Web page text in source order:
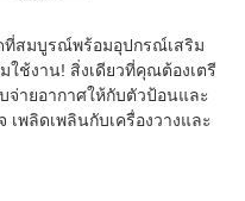
ที่สมบูรณ์พร้อมอุปกรณ์เสริม
ใช้งาน! สิ่งเดียวที่คุณต้องเตรี
จ่ายอากาศให้กับตัวป้อนและ
เพลิดเพลินกับเครื่องวางและ